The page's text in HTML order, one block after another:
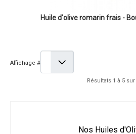
Huile d'olive romarin frais -
Affichage #
Résultats 1 à 5 sur
Nos Huiles